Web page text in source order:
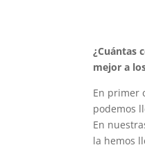
¿Cuántas
mejor a
En primer
podemos
En
la hemos